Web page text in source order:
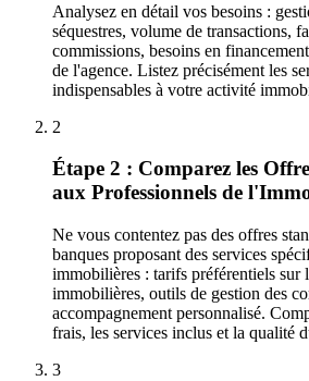
Analysez en détail vos besoins :
séquestres, volume de transactions,
commissions, besoins en
de l'agence. Listez précisément les
indispensables à votre activité
2
Étape 2 : Comparez les
aux Professionnels de
Ne vous contentez pas des offres
banques proposant des services
immobilières : tarifs préférentiels sur
immobilières, outils de gestion des
accompagnement personnalisé.
frais, les services inclus et la qualité
3